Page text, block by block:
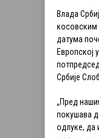
Влада
косовским
датума
Европској
Србије
„Пред
покушава
одлуке, да